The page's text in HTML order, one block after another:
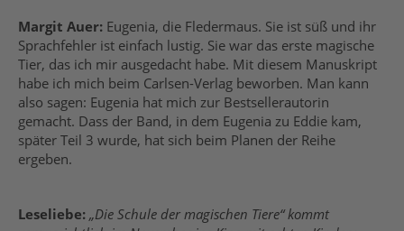
Margit Auer: Eugenia, die Fledermaus. Sie ist süß und ihr
Sprachfehler ist einfach lustig. Sie war das erste magische
Tier, das ich mir ausgedacht habe. Mit diesem Manuskript
habe ich mich beim Carlsen-Verlag beworben. Man kann
also sagen: Eugenia hat mich zur Bestsellerautorin
gemacht. Dass der Band, in dem Eugenia zu Eddie kam,
später Teil 3 wurde, hat sich beim Planen der Reihe
ergeben.
Leseliebe: „Die Schule der magischen Tiere“ kommt